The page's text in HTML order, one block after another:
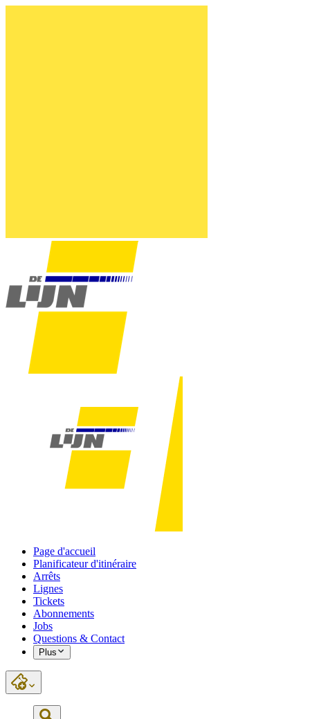
Page d'accueil
Planificateur d'itinéraire
Arrêts
Lignes
Tickets
Abonnements
Jobs
Questions & Contact
Plus